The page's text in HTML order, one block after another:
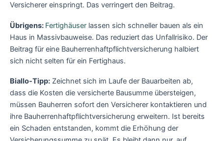
Versicherer einspringt. Das verringert den Beitrag.
Übrigens: Fertighäuser lassen sich schneller bauen als ein
Haus in Massivbauweise. Das reduziert das Unfallrisiko. Der
Beitrag für eine Bauherrenhaftpflichtversicherung halbiert
sich nicht selten für ein Fertighaus.
Biallo-Tipp: Zeichnet sich im Laufe der Bauarbeiten ab,
dass die Kosten die versicherte Bausumme über­steigen,
müssen Bauherren sofort den Versicherer kontaktieren und
ihre Bauherrenhaft­pflicht­versicherung erweitern. Ist bereits
ein Schaden entstanden, kommt die Erhöhung der